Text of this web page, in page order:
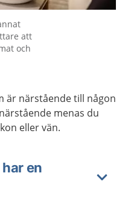
att
och
är närstående till någon
menas du
eller vän.
en